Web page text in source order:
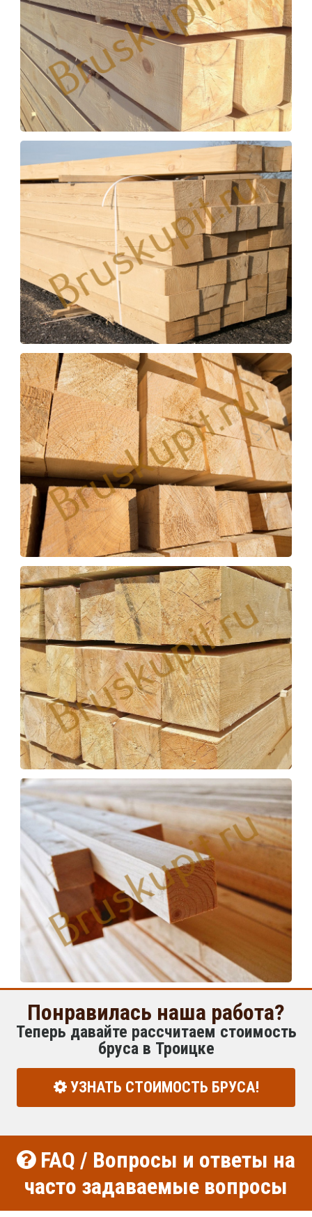
Понравилась наша работа?
Теперь давайте рассчитаем стоимость
бруса в Троицке
УЗНАТЬ СТОИМОСТЬ БРУСА!
FAQ / Вопросы и ответы на
часто задаваемые вопросы